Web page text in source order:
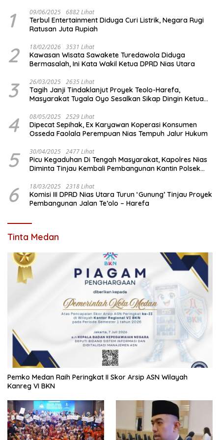
1 09/06/2025 6882 Lihat
Terbul Entertainment Diduga Curi Listrik, Negara Rugi
Ratusan Juta Rupiah
2 18/02/2026 3531 Lihat
Kawasan Wisata Sawakete Turedawola Diduga
Bermasalah, Ini Kata Wakil Ketua DPRD Nias Utara
3 26/03/2025 2635 Lihat
Tagih Janji Tindaklanjut Proyek Teolo-Harefa,
Masyarakat Tugala Oyo Sesalkan Sikap Dingin Ketua
4 08/05/2025 2529 Lihat
Dipecat Sepihak, Ex Karyawan Koperasi Konsumen
Osseda Faolala Perempuan Nias Tempuh Jalur Hukum
5 30/04/2025 2477 Lihat
Picu Kegaduhan Di Tengah Masyarakat, Kapolres Nias
Diminta Tinjau Kembali Pembangunan Kantin Polsek
6 18/03/2025 2318 Lihat
Komisi III DPRD Nias Utara Turun ‘Gunung’ Tinjau Proyek
Pembangunan Jalan Te’olo – Harefa
Tinta Medan
Pemko Medan Raih Peringkat II Skor Arsip ASN Wilayah
Kanreg VI BKN